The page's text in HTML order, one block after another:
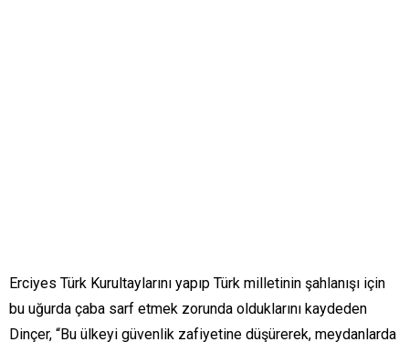
Erciyes Türk Kurultaylarını yapıp Türk milletinin şahlanışı için
bu uğurda çaba sarf etmek zorunda olduklarını kaydeden
Dinçer, “Bu ülkeyi güvenlik zafiyetine düşürerek, meydanlarda